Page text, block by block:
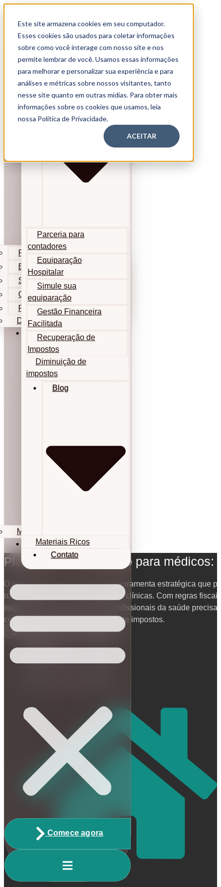
Este site armazena cookies em seu computador.
Esses cookies são usados para coletar informações
sobre como você interage com nosso site e nos
permite lembrar de você. Usamos essas informações
para melhorar e personalizar sua experiência e para
análises e métricas sobre nossos visitantes, tanto
nesse site quanto em outras mídias. Para obter mais
informações sobre os cookies que usamos, leia
nossa Política de Privacidade.
ACEITAR
Home
Quem somos
Soluções
Parceria para contadores
Equiparação Hospitalar
Simule sua equiparação
Gestão Financeira Facilitada
Recuperação de Impostos
Diminuição de impostos
Blog
Materiais Ricos
Contato
Home
Soluções
Parceria para
contadores
Equiparação
Hospitalar
Simule sua
equiparação
Gestão Financeira
Facilitada
Recuperação de
Impostos
Diminuição de
impostos
Blog
Materiais Ricos
Contato
Comece agora
Planejamento tributário para médicos:
O planejamento tributário é uma ferramenta estratégica que
na gestão financeira de médicos e clínicas. Com regras
opções de regimes tributários, profissionais da saúde
como reduzir legalmente a carga de impostos.
Contabilidade para Médicos
Atualizado em 27/10/2025